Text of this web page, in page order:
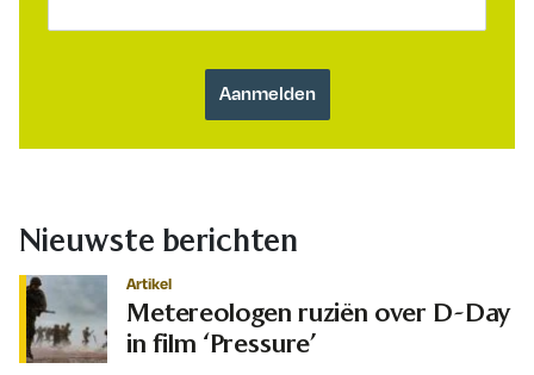
Nieuwste berichten
Artikel
Metereologen ruziën over D-Day
in film ‘Pressure’